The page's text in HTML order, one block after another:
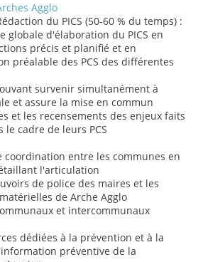
Agglo
du PICS (50-60 % du temps) :
globale d'élaboration du PICS en
précis et planifié et en
préalable des PCS des différentes
survenir simultanément à
et assure la mise en commun
et les recensements des enjeux faits
cadre de leurs PCS
coordination entre les communes en
l'articulation
de police des maires et les
de Arche Agglo
et intercommunaux
dédiées à la prévention et à la
préventive de la